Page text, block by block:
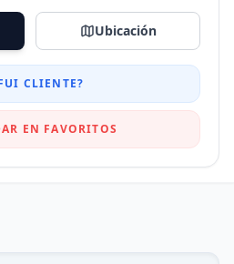
Ubicación
CLIENTE?
EN FAVORITOS